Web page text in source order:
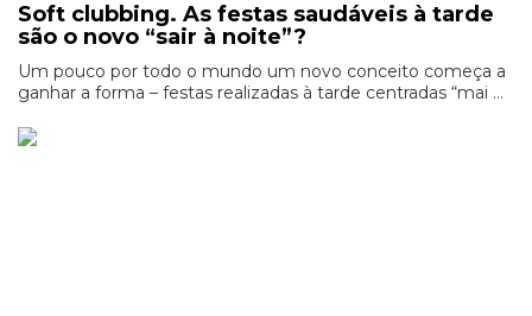
Soft clubbing. As festas saudáveis à tarde
são o novo “sair à noite”?
Um pouco por todo o mundo um novo conceito começa a
ganhar a forma – festas realizadas à tarde centradas “mai ...